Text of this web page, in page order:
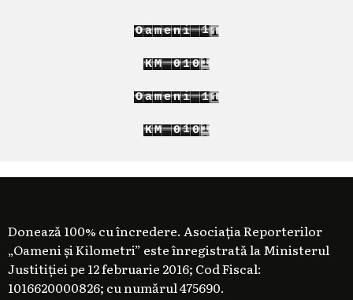
Oameni
1
2
3
KM
0115
Oameni
1
2
3
KM
0115
Donează 100% cu încredere. Asociația Reporterilor
„Oameni și Kilometri” este înregistrată la Ministerul
Justitiției pe 12 februarie 2016; Cod Fiscal:
1016620000826; cu numărul 475690.